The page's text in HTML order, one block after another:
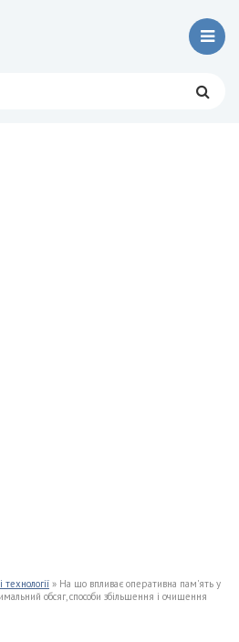
технології » На що впливає оперативна пам'ять у
обсяг, способи збільшення і очищення